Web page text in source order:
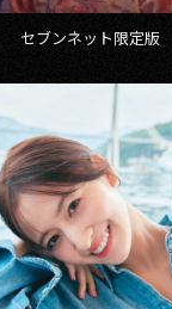
セブンネット限定版